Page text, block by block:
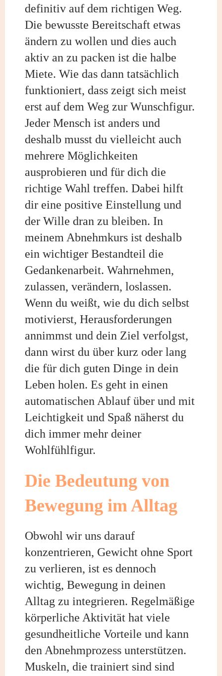
definitiv auf dem richtigen Weg.
Die bewusste Bereitschaft etwas
ändern zu wollen und dies auch
aktiv an zu packen ist die halbe
Miete. Wie das dann tatsächlich
funktioniert, dass zeigt sich meist
erst auf dem Weg zur Wunschfigur.
Jeder Mensch ist anders und
deshalb musst du vielleicht auch
mehrere Möglichkeiten
ausprobieren und für dich die
richtige Wahl treffen. Dabei hilft
dir eine positive Einstellung und
der Wille dran zu bleiben. In
meinem Abnehmkurs ist deshalb
ein wichtiger Bestandteil die
Gedankenarbeit. Wahrnehmen,
zulassen, verändern, loslassen.
Wenn du weißt, wie du dich selbst
motivierst, Herausforderungen
annimmst und dein Ziel verfolgst,
dann wirst du über kurz oder lang
die für dich guten Dinge in dein
Leben holen. Es geht in einen
automatischen Ablauf über und mit
Leichtigkeit und Spaß näherst du
dich immer mehr deiner
Wohlfühlfigur.
Die Bedeutung von
Bewegung im Alltag
Obwohl wir uns darauf
konzentrieren, Gewicht ohne Sport
zu verlieren, ist es dennoch
wichtig, Bewegung in deinen
Alltag zu integrieren. Regelmäßige
körperliche Aktivität hat viele
gesundheitliche Vorteile und kann
den Abnehmprozess unterstützen.
Muskeln, die trainiert sind sind